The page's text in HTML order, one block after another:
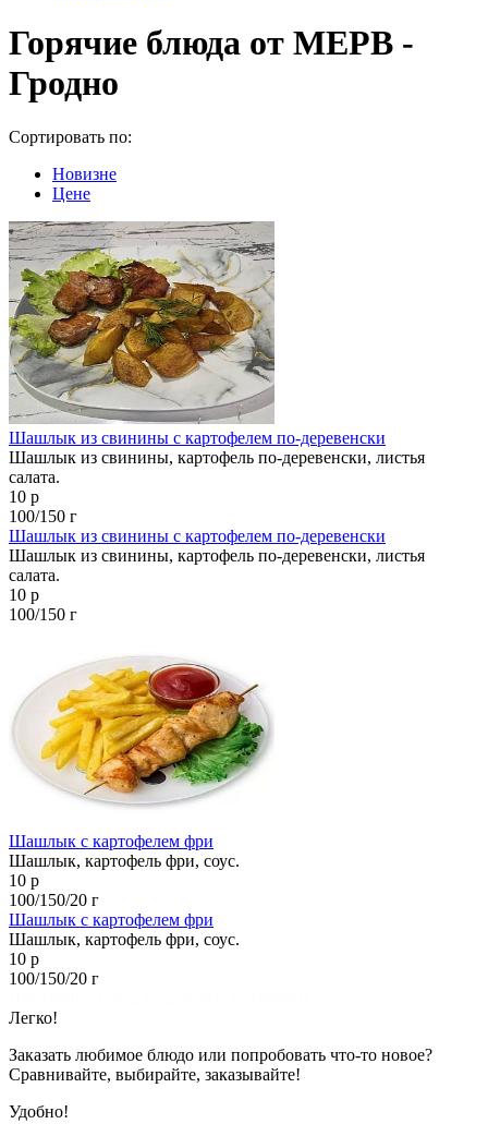
Горячие блюда от МЕРВ -
Гродно
Сортировать по:
Новизне
Цене
Шашлык из свинины с картофелем по-деревенски
Шашлык из свинины, картофель по-деревенски, листья
салата.
10 р
100/150 г
Шашлык из свинины с картофелем по-деревенски
Шашлык из свинины, картофель по-деревенски, листья
салата.
10 р
100/150 г
Шашлык с картофелем фри
Шашлык, картофель фри, соус.
10 р
100/150/20 г
Шашлык с картофелем фри
Шашлык, картофель фри, соус.
10 р
100/150/20 г
Легко!
Заказать любимое блюдо или попробовать что-то новое?
Сравнивайте, выбирайте, заказывайте!
Удобно!